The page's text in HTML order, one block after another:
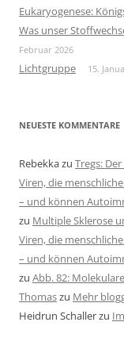
Eukaryogenese:
Was unser
Februar 2026
Lichtgruppe 15.
NEUESTE KOMMENTARE
Rebekkazu Tregs:
Viren, die
– und können
zu Multiple Sklerose
Viren, die
– und können
zu Abb. 82:
Thomaszu Mehr
Heidrun Schallerzu